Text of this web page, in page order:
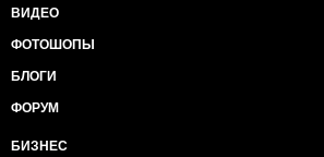
ВИДЕО
ФОТОШОПЫ
БЛОГИ
ФОРУМ
БИЗНЕС